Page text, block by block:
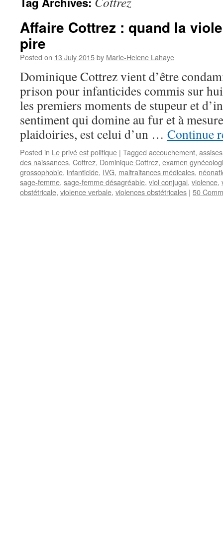
Affaire Cottrez : quand la
pire
Posted on 13 July 2015by Marie-Helene Lahaye
Dominique Cottrez vient d’être
prison pour infanticides commis sur
les premiers moments de stupeur et
sentiment qui domine au fur et à
plaidoiries, est celui d’un … Continue
Posted in Le privé est politique | Tagged accouchement, assises
des naissances, Cottrez, Dominique Cottrez, examen
grossophobie, infanticide, IVG, maltraitances médicales,
sage-femme, sage-femme désagréable, viol conjugal, violence,
obstétricale, violence verbale, violences obstétricales | 50